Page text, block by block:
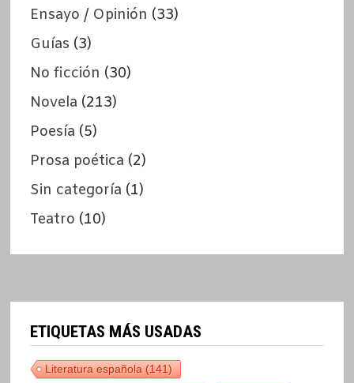
Ensayo / Opinión (33)
Guías (3)
No ficción (30)
Novela (213)
Poesía (5)
Prosa poética (2)
Sin categoría (1)
Teatro (10)
ETIQUETAS MÁS USADAS
Literatura española(141)